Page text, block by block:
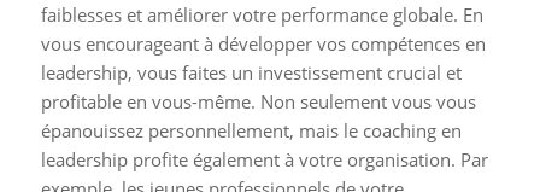
faiblesses et améliorer votre performance globale. En
vous encourageant à développer vos compétences en
leadership, vous faites un investissement crucial et
profitable en vous-même. Non seulement vous vous
épanouissez personnellement, mais le coaching en
leadership profite également à votre organisation. Par